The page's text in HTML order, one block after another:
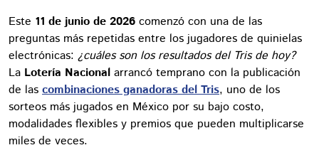
Este 11 de junio de 2026 comenzó con una de las
preguntas más repetidas entre los jugadores de quinielas
electrónicas: ¿cuáles son los resultados del Tris de hoy?
La Lotería Nacional arrancó temprano con la publicación
de las combinaciones ganadoras del Tris, uno de los
sorteos más jugados en México por su bajo costo,
modalidades flexibles y premios que pueden multiplicarse
miles de veces.